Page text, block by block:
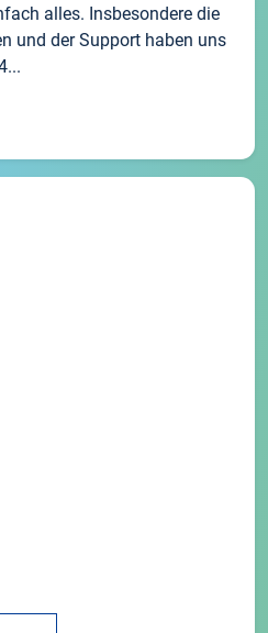
alles. Insbesondere die
und der Support haben uns